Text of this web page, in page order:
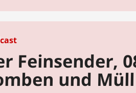
Feinsender,
und Müll